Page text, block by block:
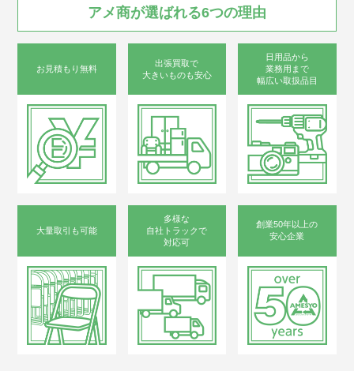
プライバシーポリシー
古物営業法に基づく表示
サイトマップ
フレームサイズ：
リム：アロイ
ブレーキレバー材質：
アルミ
シートポスト材質：ア
ルミ
変速機：シマノ7段
泥除けの材質：PET樹
脂
アメ商が選ばれる6つの理由
お見積もり無料
出張買取で
大きいものも安心
日用品から
業務用まで
幅広い取扱品目
大量取引も可能
多様な
自社トラックで
対応可
創業50年以上の
安心企業